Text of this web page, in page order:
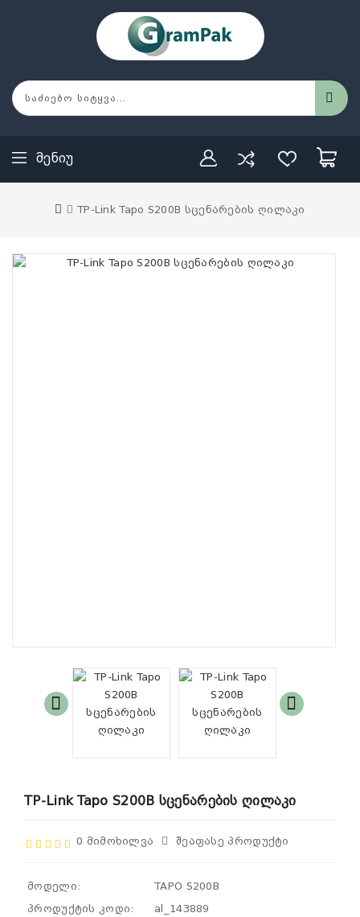
Მენიუ
TP-Link Tapo S200B სცენარების ღილაკი
TP-Link Tapo S200B Სცენარების Ღილაკი
0 Მიმოხილვა Შეაფასე Პროდუქტი
მოდელი:
TAPO S200B
პროდუქტის კოდი:
al_143889